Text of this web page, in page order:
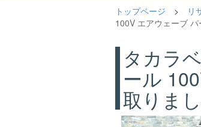
トップページ > リ
100V エアウェーブ
タカラ
ール
取りま